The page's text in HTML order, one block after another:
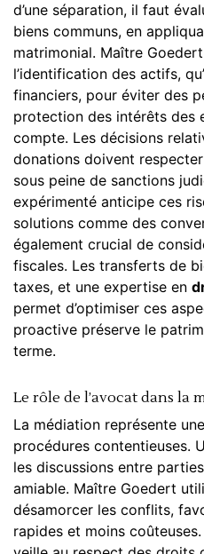
d’une séparation, il faut
biens communs, en
matrimonial. Maître
l’identification des actifs,
financiers, pour éviter des
protection des intérêts des
compte. Les décisions
donations doivent
sous peine de sanctions
expérimenté anticipe ces
solutions comme des
également crucial de
fiscales. Les transferts de
taxes, et une expertise en
permet d’optimiser ces
proactive préserve le
terme.
Le rôle de l’avocat dans la
La médiation représente
procédures contentieuses.
les discussions entre
amiable. Maître Goedert
désamorcer les conflits,
rapides et moins